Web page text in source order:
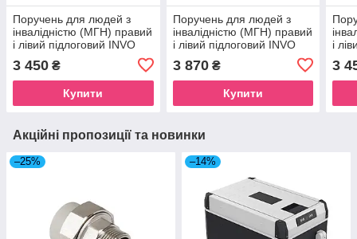
Поручень для людей з
інвалідністю (МГН) правий
і лівий підлоговий INVO
для туалету з 2 опорами
3 450 ₴
Купити
Поручень для людей з
інвалідністю (МГН) правий
і лівий підлоговий INVO
для туалету з 2 опорами
3 870₴
Купити
і
3
Акційні пропозиції та новинки
–25% –14%